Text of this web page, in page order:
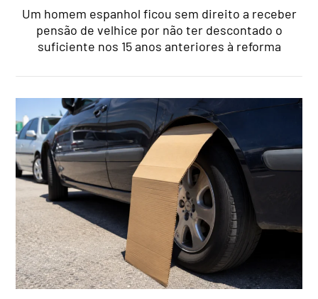
Um homem espanhol ficou sem direito a receber
pensão de velhice por não ter descontado o
suficiente nos 15 anos anteriores à reforma